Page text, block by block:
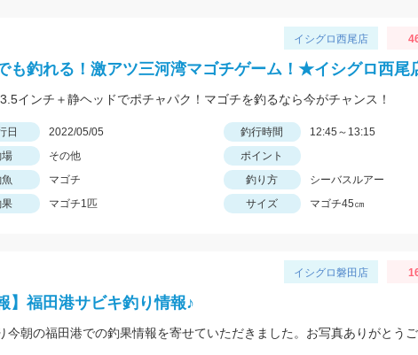
イシグロ西尾店
も釣れる！激アツ三河湾マゴチゲーム！★イシグロ西
インチ＋静ヘッドでポチャパク！マゴチを釣るなら今がチャンス！
日 2022/05/05 釣行時間
12:45～13:15
その他
ポイント
マゴチ 釣り方
シーバスルアー
マゴチ1匹 サイズ マゴチ45㎝
イシグロ磐田店
】福田港サビキ釣り情報♪